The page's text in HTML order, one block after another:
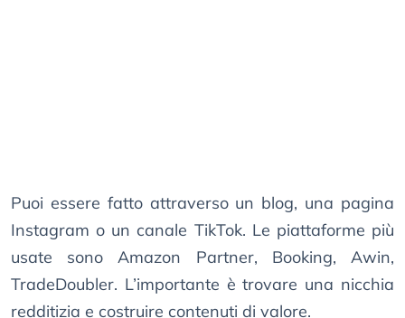
Puoi essere fatto attraverso un blog, una pagina
Instagram o un canale TikTok. Le piattaforme più
usate sono Amazon Partner, Booking, Awin,
TradeDoubler. L’importante è trovare una nicchia
redditizia e costruire contenuti di valore.